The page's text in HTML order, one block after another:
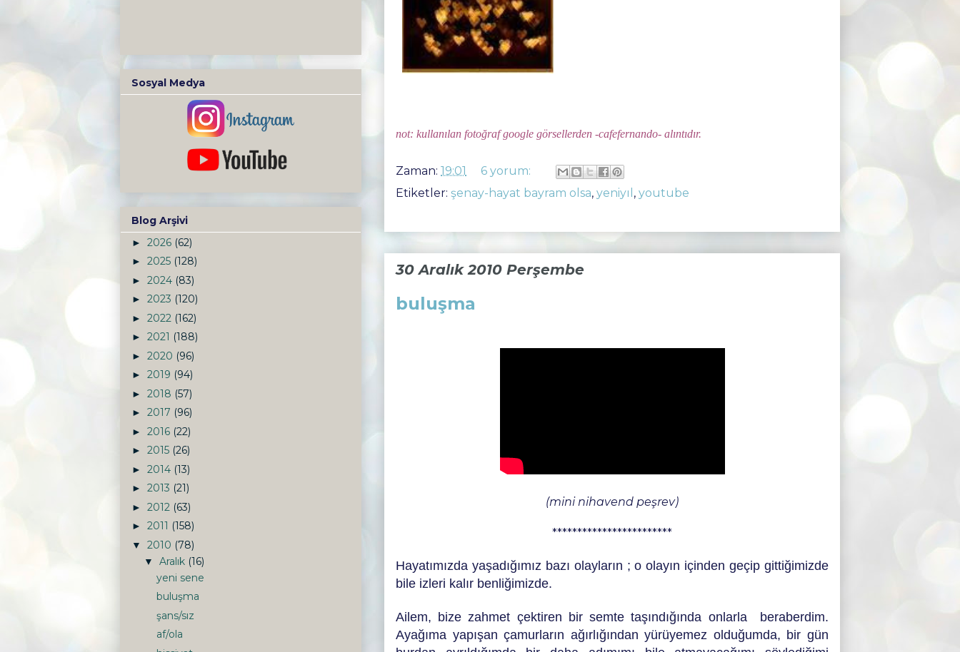
not: kullanılan fotoğraf google görsellerden -cafefernando- alıntıdır.
Zaman: 19:01
6 yorum:
Etiketler: şenay-hayat bayram olsa, yeniyıl , youtube
30 Aralık 2010 Perşembe
buluşma
(mini nihavend peşrev)
************************
Hayatımızda yaşadığımız bazı olayların ; o olayın içinden geçip gittiğimizde
bile izleri kalır benliğimizde.
Ailem, bize zahmet çektiren bir semte taşındığında onlarla beraberdim.
Ayağıma yapışan çamurların ağırlığından yürüyemez olduğumda, bir gün
Sosyal Medya
Blog Arşivi
► 2026 (62)
► 2025 (128)
► 2024 (83)
► 2023 (120)
► 2022 (162)
► 2021 (188)
► 2020 (96)
► 2019 (94)
► 2018 (57)
► 2017 (96)
► 2016 (22)
► 2015 (26)
► 2014 (13)
► 2013 (21)
► 2012 (63)
► 2011 (158)
▼ 2010 (78)
▼ Aralık (16)
yeni sene
buluşma
şans/sız
af/ola